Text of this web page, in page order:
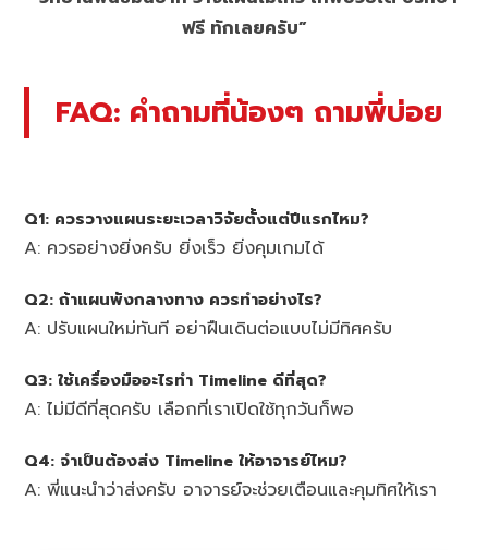
ฟรี ทักเลยครับ”
FAQ: คำถามที่น้องๆ ถามพี่บ่อย
Q1: ควรวางแผนระยะเวลาวิจัยตั้งแต่ปีแรกไหม?
A: ควรอย่างยิ่งครับ ยิ่งเร็ว ยิ่งคุมเกมได้
Q2: ถ้าแผนพังกลางทาง ควรทำอย่างไร?
A: ปรับแผนใหม่ทันที อย่าฝืนเดินต่อแบบไม่มีทิศครับ
Q3: ใช้เครื่องมืออะไรทำ Timeline ดีที่สุด?
A: ไม่มีดีที่สุดครับ เลือกที่เราเปิดใช้ทุกวันก็พอ
Q4: จำเป็นต้องส่ง Timeline ให้อาจารย์ไหม?
A: พี่แนะนำว่าส่งครับ อาจารย์จะช่วยเตือนและคุมทิศให้เรา